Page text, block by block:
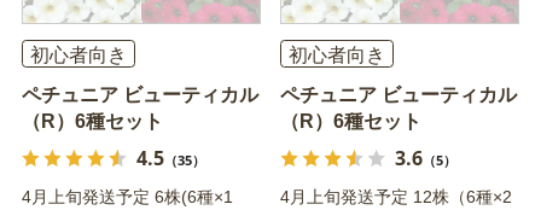
初心者向き
ペチュニア ビューティカル
（R）6種セット
4.5（35）
4月上旬発送予定 6株(6種×1
初心者向き
ペチュニア ビューティカル
（R）6種セット
3.6（5）
4月上旬発送予定 12株（6種×2